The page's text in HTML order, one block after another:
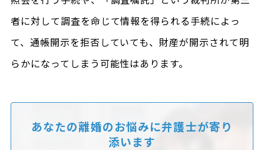
者に対して調査を命じて情報を得られる手続によっ
て、通帳開示を拒否していても、財産が開示されて明
らかになってしまう可能性はあります。
あなたの離婚のお悩みに弁護士が寄り
添います